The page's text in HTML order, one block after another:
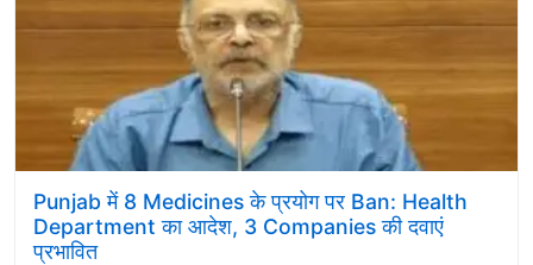
Punjab में 8 Medicines के प्रयोग पर Ban: Health
Department का आदेश, 3 Companies की दवाएं
प्रभावित